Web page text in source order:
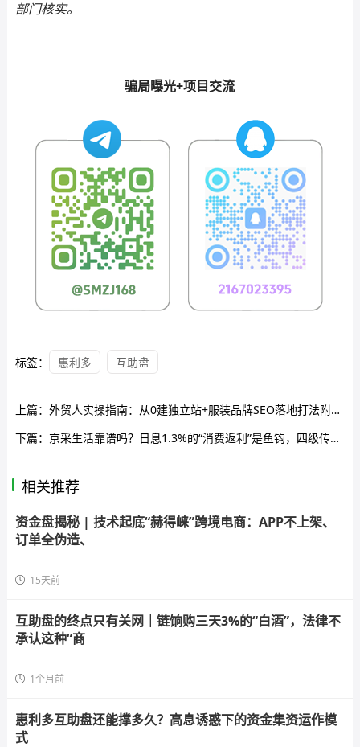
部门核实。
骗局曝光+项目交流
标签： 惠利多 互助盘
上篇： 外贸人实操指南：从0建独立站+服装品牌SEO落地打法附建站避坑清单
下篇： 京采生活靠谱吗？日息1.3%的“消费返利”是鱼钩，四级传销拉人头是鱼线——你的本金正在被拆东墙补西墙
相关推荐
资金盘揭秘 | 技术起底“赫得崃”跨境电商：APP不上架、
订单全伪造、
15天前
互助盘的终点只有关网｜链饷购三天3%的“白酒”，法律不
承认这种“商
1个月前
惠利多互助盘还能撑多久？高息诱惑下的资金集资运作模
式